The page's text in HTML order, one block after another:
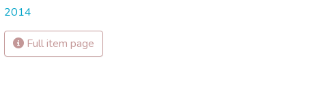
2014
Full item page